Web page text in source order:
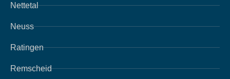
Nettetal
Neuss
Ratingen
Remscheid